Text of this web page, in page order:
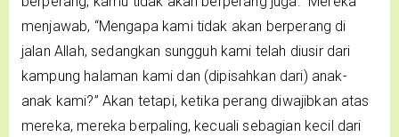
menjawab, “Mengapa kami tidak akan berperang di
jalan Allah, sedangkan sungguh kami telah diusir dari
kampung halaman kami dan (dipisahkan dari) anak-
anak kami?” Akan tetapi, ketika perang diwajibkan atas
mereka, mereka berpaling, kecuali sebagian kecil dari